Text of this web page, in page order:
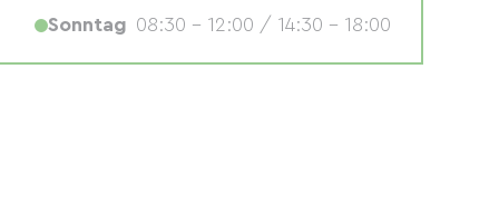
Sonntag 08:30 - 12:00 / 14:30 - 18:00